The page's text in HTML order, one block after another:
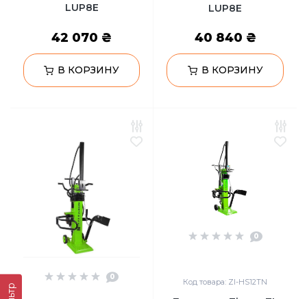
LUP8E
42 070 ₴
В КОРЗИНУ
LUP8E
40 840 ₴
В КОРЗИНУ
0
0
Код товара: ZI-HS12TN